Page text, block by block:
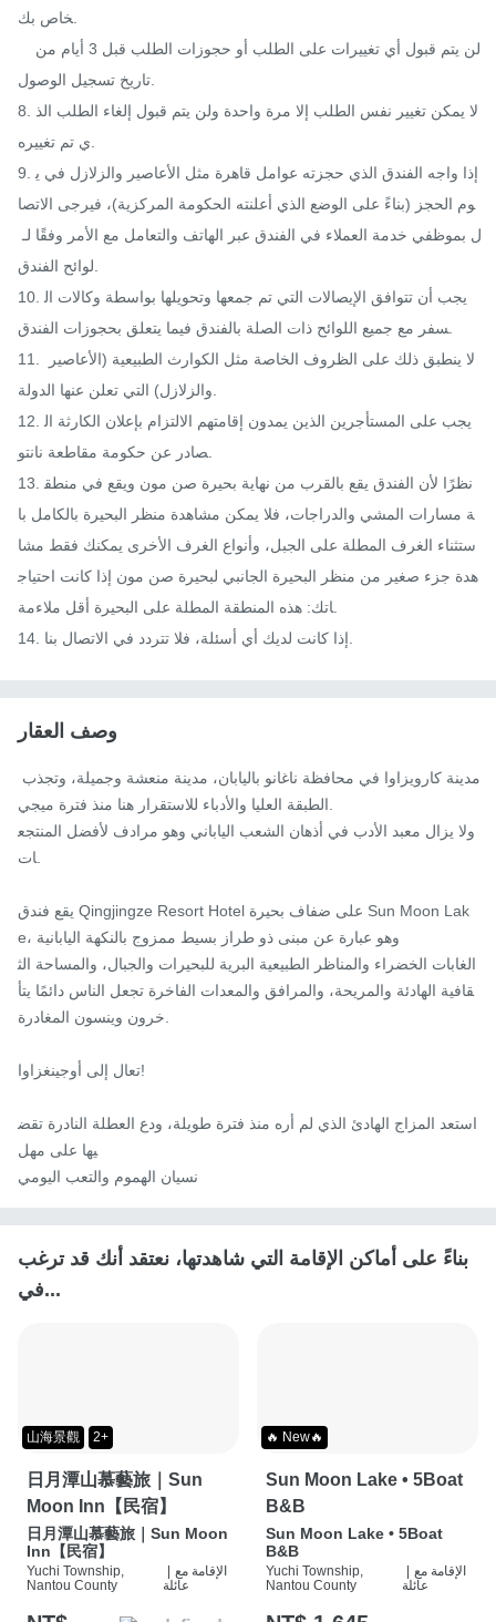
خاص بك.
تاريخ تسجيل الوصول.
8. لا يمكن تغيير نفس الطلب إلا مرة واحدة ولن يتم قبول إلغاء الطلب الذ
ي تم تغييره.
9. إذا واجه الفندق الذي حجزته عوامل قاهرة مثل الأعاصير والزلازل في ي
وم الحجز (بناءً على الوضع الذي أعلنته الحكومة المركزية)، فيرجى الاتصا
لوائح الفندق.
10. يجب أن تتوافق الإيصالات التي تم جمعها وتحويلها بواسطة وكالات ال
سفر مع جميع اللوائح ذات الصلة بالفندق فيما يتعلق بحجوزات الفندق.
11. لا ينطبق ذلك على الظروف الخاصة مثل الكوارث الطبيعية (الأعاصير
والزلازل) التي تعلن عنها الدولة.
12. يجب على المستأجرين الذين يمدون إقامتهم الالتزام بإعلان الكارثة ال
صادر عن حكومة مقاطعة نانتو.
13. نظرًا لأن الفندق يقع بالقرب من نهاية بحيرة صن مون ويقع في منطق
ة مسارات المشي والدراجات، فلا يمكن مشاهدة منظر البحيرة بالكامل با
ستثناء الغرف المطلة على الجبل، وأنواع الغرف الأخرى يمكنك فقط مشا
هدة جزء صغير من منظر البحيرة الجانبي لبحيرة صن مون إذا كانت احتياج
اتك: هذه المنطقة المطلة على البحيرة أقل ملاءمة.
وصف العقار
الطبقة العليا والأدباء للاستقرار هنا منذ فترة ميجي.
ولا يزال معبد الأدب في أذهان الشعب الياباني وهو مرادف لأفضل المنتجع
ات.
يقع فندق Qingjingze Resort Hotel على ضفاف بحيرة Sun Moon Lak
e، وهو عبارة عن مبنى ذو طراز بسيط ممزوج بالنكهة اليابانية
الغابات الخضراء والمناظر الطبيعية البرية للبحيرات والجبال، والمساحة الث
قافية الهادئة والمريحة، والمرافق والمعدات الفاخرة تجعل الناس دائمًا يتأ
خرون وينسون المغادرة.
تعال إلى أوجينغزاوا!
استعد المزاج الهادئ الذي لم أره منذ فترة طويلة، ودع العطلة النادرة تقض
يها على مهل
نسيان الهموم والتعب اليومي
بناءً على أماكن الإقامة التي شاهدتها، نعتقد أنك قد ترغب
في...
山海景觀 2+
日月潭山慕藝旅｜Sun
Moon Inn【民宿】
日月潭山慕藝旅｜Sun Moon
Inn【民宿】
Yuchi Township,
Nantou County
الإقامة مع
عائلة
🔥 New🔥
Sun Moon Lake • 5Boat
B&B
Sun Moon Lake • 5Boat
B&B
Yuchi Township,
Nantou County
الإقامة مع
عائلة